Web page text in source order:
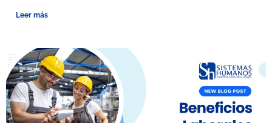
Leer más